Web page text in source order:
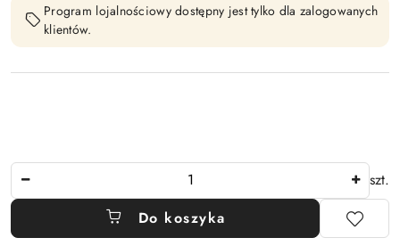
Program lojalnościowy dostępny jest tylko dla zalogowanych
klientów.
szt.
Do koszyka